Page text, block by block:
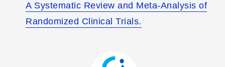
A Systematic Review and Meta-Analysis of
Randomized Clinical Trials.